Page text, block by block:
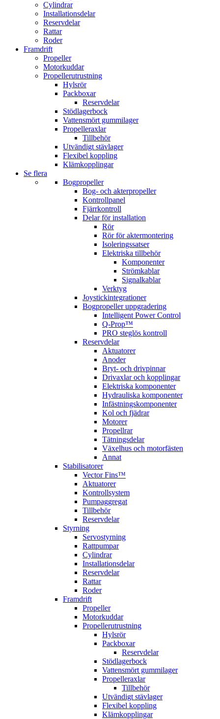
Cylindrar
Installationsdelar
Reservdelar
Rattar
Roder
Framdrift
Propeller
Motorkuddar
Propellerutrustning
Hylsrör
Packboxar
Reservdelar
Stödlagerbock
Vattensmört gummilager
Propelleraxlar
Tillbehör
Utvändigt stävlager
Flexibel koppling
Klämkopplingar
Se flera
Bogpropeller
Bog- och akterpropeller
Kontrollpanel
Fjärrkontroll
Delar för installation
Rör
Rör för aktermontering
Isoleringssatser
Elektriska tillbehör
Komponenter
Strömkablar
Signalkablar
Verktyg
Joystickintegrationer
Bogpropeller uppgradering
Intelligent Power Control
Q-Prop™
PRO steglös kontroll
Reservdelar
Aktuatorer
Anoder
Bryt- och drivpinnar
Drivaxlar och kopplingar
Elektriska komponenter
Hydrauliska komponenter
Infästningskomponenter
Kol och fjädrar
Motorer
Propellrar
Tätningsdelar
Växelhus och motorfästen
Annat
Stabilisatorer
Vector Fins™
Aktuatorer
Kontrollsystem
Pumpaggregat
Tillbehör
Reservdelar
Styrning
Servostyrning
Rattpumpar
Cylindrar
Installationsdelar
Reservdelar
Rattar
Roder
Framdrift
Propeller
Motorkuddar
Propellerutrustning
Hylsrör
Packboxar
Reservdelar
Stödlagerbock
Vattensmört gummilager
Propelleraxlar
Tillbehör
Utvändigt stävlager
Flexibel koppling
Klämkopplingar